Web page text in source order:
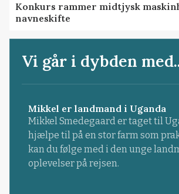
Konkurs rammer midtjysk
navneskifte
Vi går i dybden
Mikkel er landmand i Uganda
Mikkel Smedegaard er taget til
hjælpe til på en stor farm som
kan du følge med i den unge
oplevelser på rejsen.